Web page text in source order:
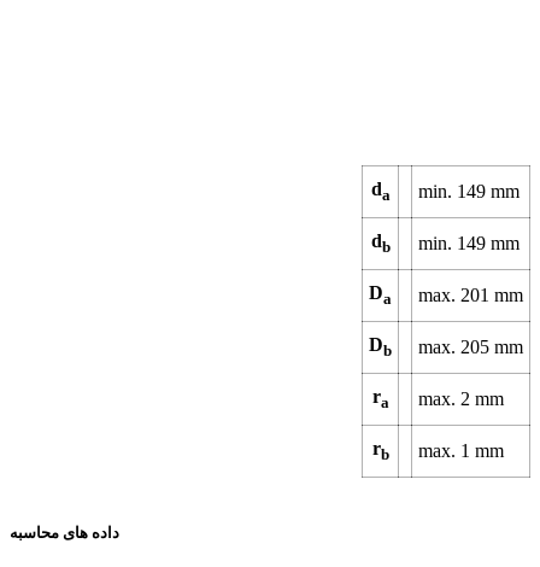
da min. 149 mm
db min. 149 mm
Da max. 201 mm
Db max. 205 mm
ra max. 2 mm
rb max. 1 mm
داده های محاسبه